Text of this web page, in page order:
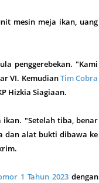
mesin meja ikan, uang
penggerebekan. "Kami
VI. KemudianTim Cobra
Hizkia Siagiaan.
"Setelah tiba, benar
dan alat bukti dibawa ke
1 Tahun 2023dengan